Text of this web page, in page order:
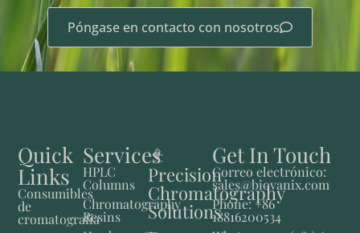
Póngase en contacto con nosotros
Precision
Chromatography
Solutions
Services
HPLC
Columns
Chromatography
Resins
Quick
Links
Consumibles
de
cromatografía
Get In Touch
Correo electrónico:
sales@biovanix.com
Phone: +86
18816200534